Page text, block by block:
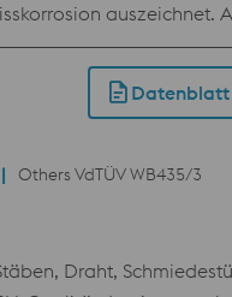
auszeichnet.
austenitisches
seiner
Gasindustrie
Datenblatt
Others VdTÜV WB435/3
Draht,